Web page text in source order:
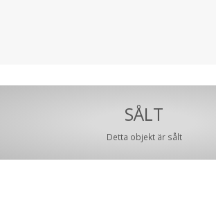
SÅLT
Detta objekt är sålt